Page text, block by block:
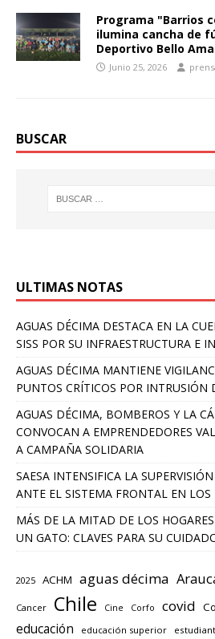
Programa "Barrios
ilumina cancha de
Deportivo Bello
Junio 25, 2026
BUSCAR
ULTIMAS NOTAS
AGUAS DÉCIMA DESTACA EN LA
SISS POR SU INFRAESTRUCTURA E
AGUAS DÉCIMA MANTIENE
PUNTOS CRÍTICOS POR INTRUSIÓN
AGUAS DÉCIMA, BOMBEROS Y LA
CONVOCAN A EMPRENDEDORES
A CAMPAÑA SOLIDARIA
SAESA INTENSIFICA LA
ANTE EL SISTEMA FRONTAL EN LOS
MÁS DE LA MITAD DE LOS
UN GATO: CLAVES PARA SU
2025 ACHM aguas décima
Cancer Chile Cine Corfo covid
educación educación superior